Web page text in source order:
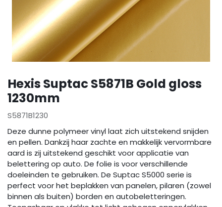
Hexis Suptac S5871B Gold gloss
1230mm
S5871B1230
Deze dunne polymeer vinyl laat zich uitstekend snijden
en pellen. Dankzij haar zachte en makkelijk vervormbare
aard is zij uitstekend geschikt voor applicatie van
belettering op auto. De folie is voor verschillende
doeleinden te gebruiken. De Suptac S5000 serie is
perfect voor het beplakken van panelen, pilaren (zowel
binnen als buiten) borden en autobeletteringen.